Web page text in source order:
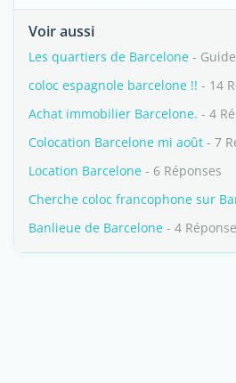
Voir aussi
Les quartiers de Barcelone - Guide
coloc espagnole barcelone !! - 14
Achat immobilier Barcelone. - 4
Colocation Barcelone mi août - 7
Location Barcelone - 6 Réponses
Cherche coloc francophone sur
Banlieue de Barcelone - 4